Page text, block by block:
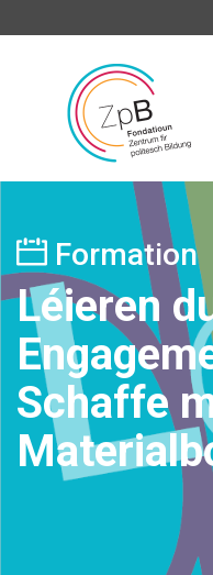
Formation
Léieren
Schaffe